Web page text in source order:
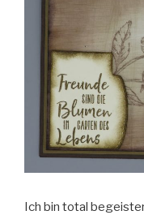
Ich bin total